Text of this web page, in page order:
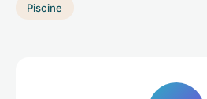
Piscine